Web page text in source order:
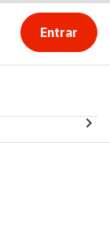
Entrar